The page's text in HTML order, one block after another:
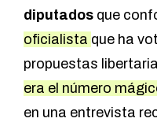
diputados que
oficialista que ha
propuestas
era el número
en una entrevista